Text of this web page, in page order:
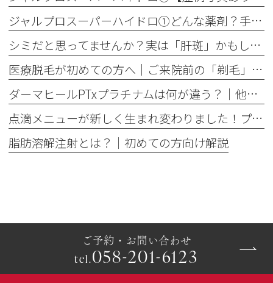
ジャルプロスーパーハイドロ①どんな薬剤？手打ちとハイコックスの違いも解説
シミだと思ってませんか？実は「肝斑」かもしれません
医療脱毛が初めての方へ│ご来院前の「剃毛」がとても大切な理由
ダーマヒールPTxプラチナムは何が違う？│他の肌育製剤との違いを解説
点滴メニューが新しく生まれ変わりました！プレミアム美容点滴・プレミアム疲労回復点滴がスタート
脂肪溶解注射とは？｜初めての方向け解説
ご予約・お問い合わせ
tel.058-201-6123